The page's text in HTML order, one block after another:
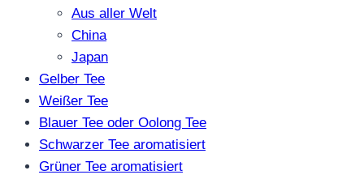
Aus aller Welt
China
Japan
Gelber Tee
Weißer Tee
Blauer Tee oder Oolong Tee
Schwarzer Tee aromatisiert
Grüner Tee aromatisiert